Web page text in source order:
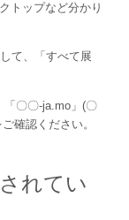
トップなど分かり
て、「すべて展
「〇〇-ja.mo」(〇
確認ください。
れてい